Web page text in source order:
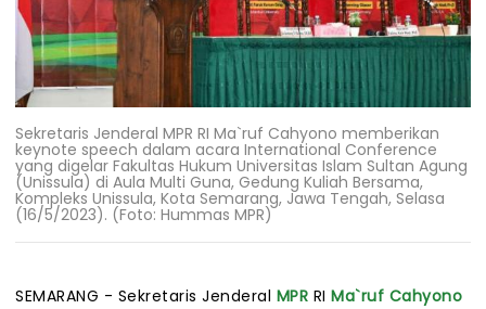
Sekretaris Jenderal MPR RI Ma`ruf Cahyono memberikan
keynote speech dalam acara International Conference
yang digelar Fakultas Hukum Universitas Islam Sultan Agung
(Unissula) di Aula Multi Guna, Gedung Kuliah Bersama,
Kompleks Unissula, Kota Semarang, Jawa Tengah, Selasa
(16/5/2023). (Foto: Hummas MPR)
SEMARANG - Sekretaris Jenderal MPR RI Ma`ruf Cahyono